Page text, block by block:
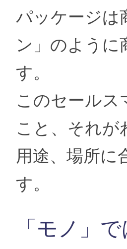
パッケージは
ン」のように
す。
このセールス
こと、それ
用途、場所に
す。
「モノ」